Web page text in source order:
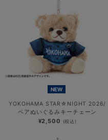
NEW
YOKOHAMA STAR☆NIGHT 2026/
ベアぬいぐるみキーチェーン
¥2,500 (税込)